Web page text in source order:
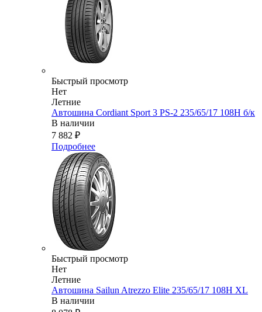
Быстрый просмотр
Нет
Летние
Автошина Cordiant Sport 3 PS-2 235/65/17 108Н б/к
В наличии
7 882 ₽
Подробнее
Быстрый просмотр
Нет
Летние
Автошина Sailun Atrezzo Elite 235/65/17 108H XL
В наличии